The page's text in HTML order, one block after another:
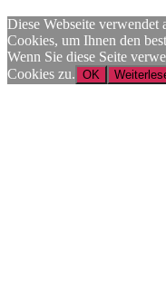
Diese Webseite verwendet
Cookies, um Ihnen den
Wenn Sie diese Seite
Cookies zu. OK